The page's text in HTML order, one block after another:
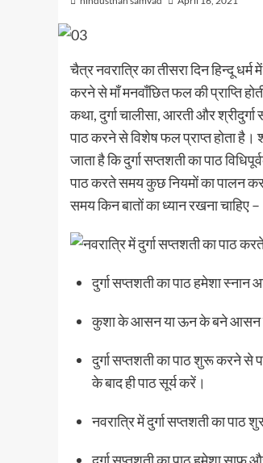
चैत्र नवरात्रि का तीसरा दिन हिन्दू धर्म
करने से माँ मनवाँछित फल की प्राप्ति
कथा, दुर्गा चालीसा, आरती और
पाठ करने से विशेष फल प्राप्त होता है।
जाता है कि दुर्गा सप्तशती का पाठ
पाठ करते समय कुछ नियमों का पालन
समय किन बातों का ध्यान रखना चाहिए –
दुर्गा सप्तशती का पाठ हमेशा
कुशा के आसन या ऊन के बने आसन पर
दुर्गा सप्तशती का पाठ शुरू करने
के बाद ही पाठ सूर्य करें।
नवरात्रि में दुर्गा सप्तशती का